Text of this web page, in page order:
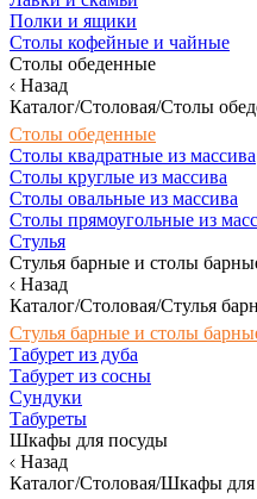
Полки и ящики
Столы кофейные и чайные
Столы обеденные
Назад
Каталог/Столовая/Столы
Столы обеденные
Столы квадратные из массива
Столы круглые из массива
Столы овальные из массива
Столы прямоугольные из
Стулья
Стулья барные и столы
Назад
Каталог/Столовая/Стулья
Стулья барные и столы
Табурет из дуба
Табурет из сосны
Сундуки
Табуреты
Шкафы для посуды
Назад
Каталог/Столовая/Шкафы